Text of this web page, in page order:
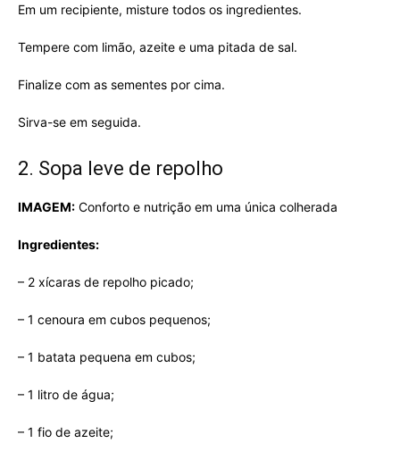
Em um recipiente, misture todos os ingredientes.
Tempere com limão, azeite e uma pitada de sal.
Finalize com as sementes por cima.
Sirva-se em seguida.
2. Sopa leve de repolho
IMAGEM: Conforto e nutrição em uma única colherada
Ingredientes:
– 2 xícaras de repolho picado;
– 1 cenoura em cubos pequenos;
– 1 batata pequena em cubos;
– 1 litro de água;
– 1 fio de azeite;